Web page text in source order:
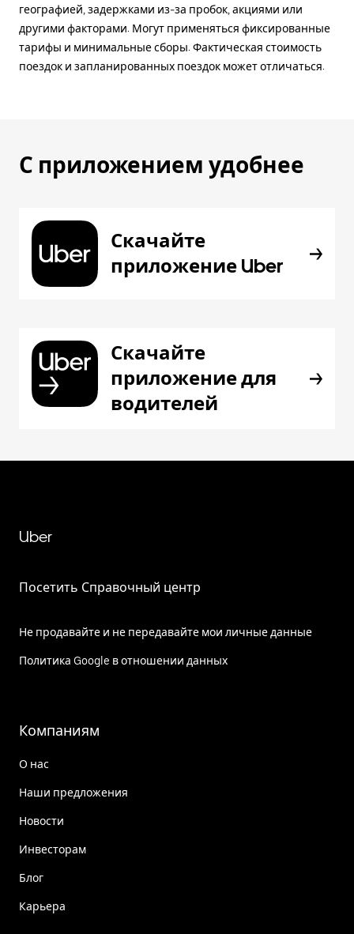
географией, задержками из-за пробок, акциями или
другими факторами. Могут применяться фиксированные
тарифы и минимальные сборы. Фактическая стоимость
поездок и запланированных поездок может отличаться.
С приложением удобнее
Скачайте
приложение Uber
Скачайте
приложение для
водителей
Uber
Посетить Справочный центр
Не продавайте и не передавайте мои личные данные
Политика Google в отношении данных
Компаниям
О нас
Наши предложения
Новости
Инвесторам
Блог
Карьера